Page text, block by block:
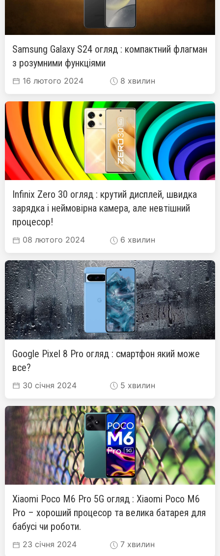
Samsung Galaxy S24 огляд : компактний флагман
з розумними функціями
16 лютого 2024 8 хвилин
Infinix Zero 30 огляд : крутий дисплей, швидка
зарядка і неймовірна камера, але невтішний
процесор!
08 лютого 2024 6 хвилин
Google Pixel 8 Pro огляд : смартфон який може
все?
30 січня 2024 5 хвилин
Xiaomi Poco M6 Pro 5G огляд : Xiaomi Poco M6
Pro – хороший процесор та велика батарея для
бабусі чи роботи.
23 січня 2024 7 хвилин